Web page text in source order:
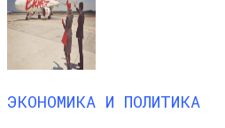
ЭКОНОМИКА И ПОЛИТИКА